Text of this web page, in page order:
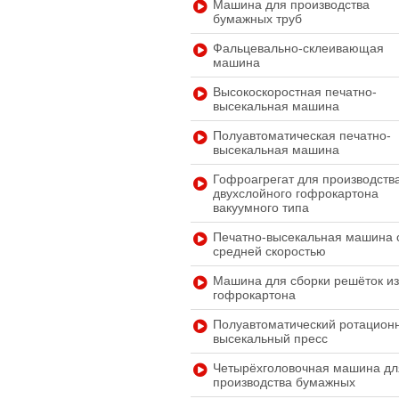
Машина для производства
бумажных труб
Фальцевально-склеивающая
машина
Высокоскоростная печатно-
высекальная машина
Полуавтоматическая печатно-
высекальная машина
Гофроагрегат для
двухслойного гофрокартона
вакуумного типа
Печатно-высекальная машина
средней скоростью
Машина для сборки решёток из
гофрокартона
Полуавтоматический
высекальный пресс
Четырёхголовочная машина
производства бумажных